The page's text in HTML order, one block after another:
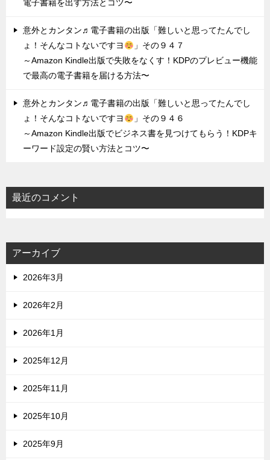
電子書籍を出す方法とコツ〜
意外とカンタン♬電子書籍の出版「難しいと思ってたんでし
ょ！そんなコトないですヨ
」その９４７
～Amazon Kindle出版で失敗をなくす！KDPのプレビュー機能
で最高の電子書籍を届ける方法〜
意外とカンタン♬電子書籍の出版「難しいと思ってたんでし
ょ！そんなコトないですヨ
」その９４６
～Amazon Kindle出版でビジネス書を見つけてもらう！KDPキ
ーワード設定の賢い方法とコツ〜
最近のコメント
アーカイブ
2026年3月
2026年2月
2026年1月
2025年12月
2025年11月
2025年10月
2025年9月